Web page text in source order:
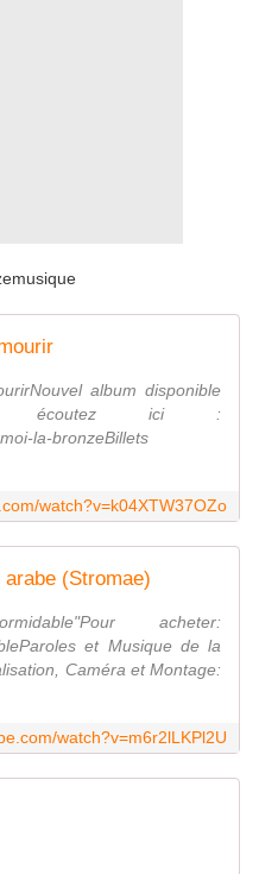
album disponible
ou écoutez ici :
la-bronzeBillets
watch?v=k04XTW37OZo
(Stromae)
acheter:
et Musique de la
Caméra et Montage:
watch?v=m6r2lLKPl2U